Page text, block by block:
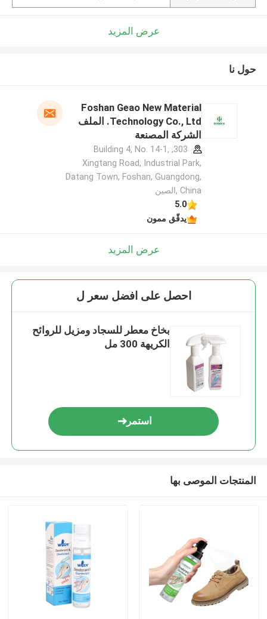
عرض المزيد
حول نا
Foshan Geao New Material
Technology Co., Ltd. الملف
الشركة المصنعة
303, Building 4, No. 14-1,
Xingtang Road, Industrial Park,
Datang Town, Foshan, Guangdong,
China ,الصين
5.0
يدقّق ممون
عرض المزيد
احصل على افضل سعر ل
بخاخ معطر للسجاد ومزيل للروائح
الكريهة 300 مل
استمر
المنتجات الموصى بها